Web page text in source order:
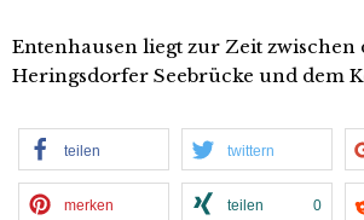
Entenhausen liegt zur Zeit zwischen
Heringsdorfer Seebrücke und dem
teilen twittern
merken teilen 0